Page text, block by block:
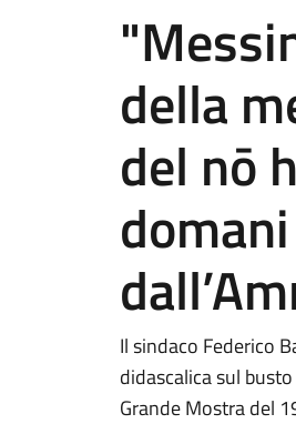
della
del nō
Il sindaco Federico
didascalica sul
Grande Mostra del